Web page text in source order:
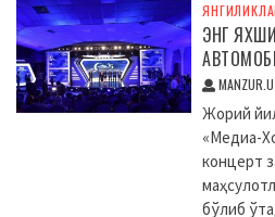
ЭНГ
Жорий
«Медиа-
концерт
бўлиб